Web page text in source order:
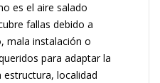
es el aire salado
fallas debido a
mala instalación o
para adaptar la
localidad